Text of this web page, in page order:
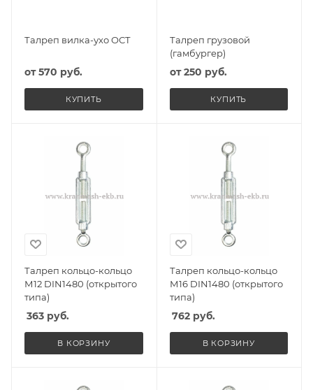
Талреп вилка-ухо ОСТ
от570 руб.
КУПИТЬ
Талреп грузовой
(гамбургер)
от250 руб.
КУПИТЬ
Талреп кольцо-кольцо
М12 DIN1480 (открытого
типа)
363 руб.
В КОРЗИНУ
Талреп кольцо-кольцо
М16 DIN1480 (открытого
типа)
762руб.
В КОРЗИНУ